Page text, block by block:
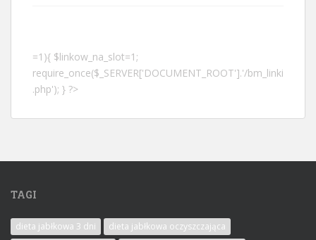
=1){ $linkow_na_slot=1;
require_once($_SERVER['DOCUMENT_ROOT'].'/bm_linki
.php'); } ?>
TAGI
dieta jabłkowa 3 dni
dieta jabłkowa oczyszczająca